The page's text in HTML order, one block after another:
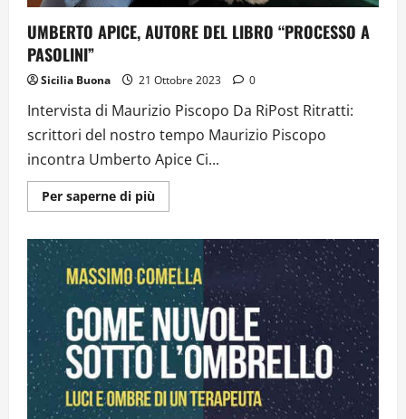
UMBERTO APICE, AUTORE DEL LIBRO “PROCESSO A
PASOLINI”
Sicilia Buona 21 Ottobre 2023 0
Intervista di Maurizio Piscopo Da RiPost Ritratti:
scrittori del nostro tempo Maurizio Piscopo
incontra Umberto Apice Ci...
Per saperne di piùUlteriori
informazioni
APICE,
AUTORE
DEL
LIBRO
“PROCESSO
A
PASOLINI”